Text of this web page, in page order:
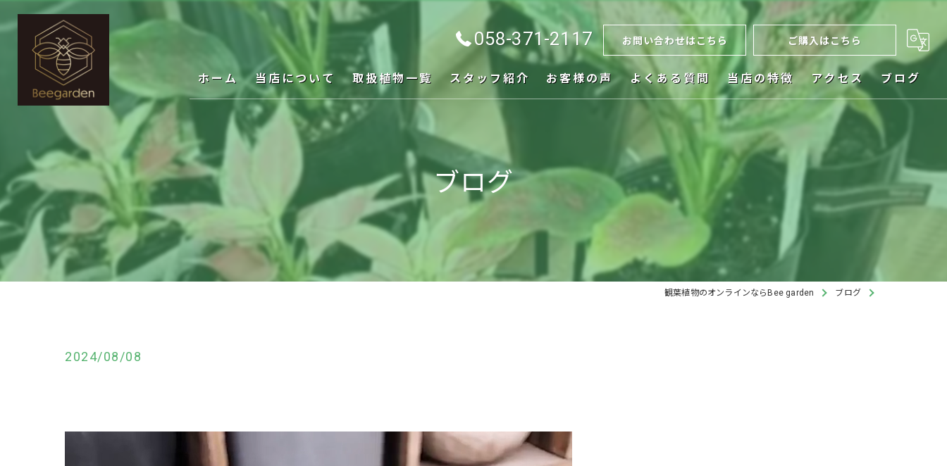
058-371-2117 お問い合わせはこちら ご購入はこちら
ホーム 当店について 取扱植物一覧 スタッフ紹介 お客様の声 よくある質問 当店の特徴
ネット販売
お祝い
アクセス ブログ
ブログ
観葉植物のオンラインならBee garden ブログ
2024/08/08